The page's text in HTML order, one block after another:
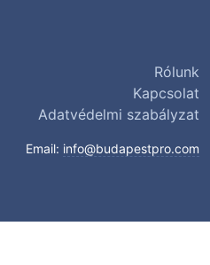
Rólunk
Kapcsolat
Adatvédelmi szabályzat
Email: info@budapestpro.com